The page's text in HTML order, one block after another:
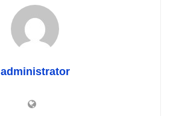
administrator